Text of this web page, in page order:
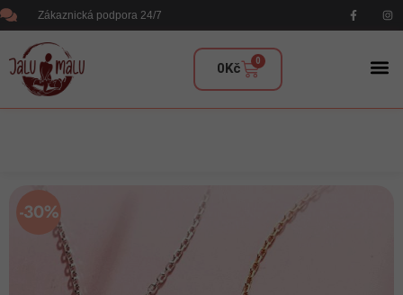
Zákaznická podpora 24/7
0Kč 0
-30%